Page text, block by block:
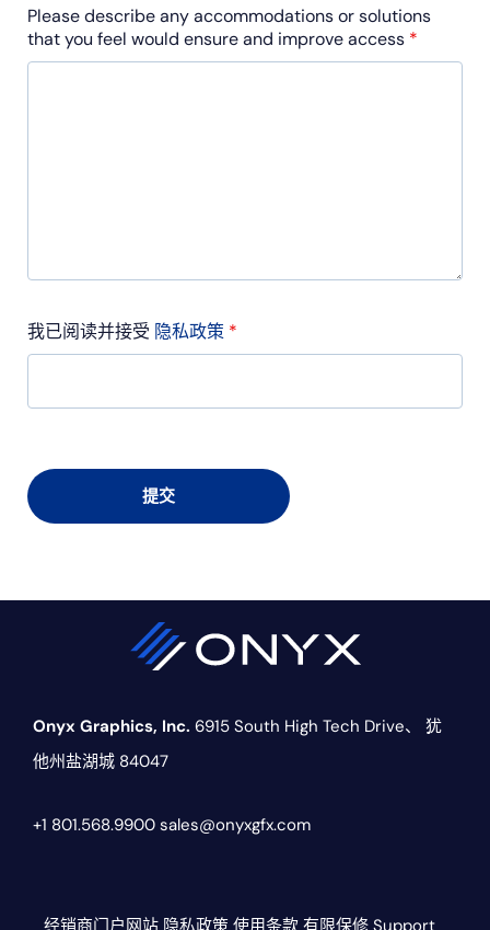
Please describe any accommodations or solutions
that you feel would ensure and improve access *
我已阅读并接受 隐私政策 *
Onyx Graphics, Inc. 6915 South High Tech Drive、
犹
他州盐湖城 84047
+1 801.568.9900 sales@onyxgfx.com
经销商门户网站 隐私政策 使用条款 有限保修 Support